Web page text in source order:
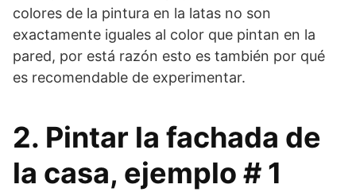
colores de la pintura en la latas no son
exactamente iguales al color que pintan en la
pared, por está razón esto es también por qué
es recomendable de experimentar.
2. Pintar la fachada de
la casa, ejemplo # 1